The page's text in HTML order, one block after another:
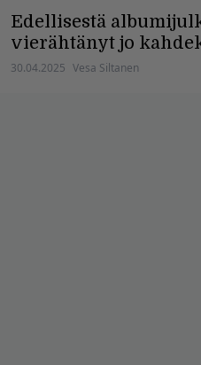
Edellisestä
vierähtänyt jo
30.04.2025 Vesa Siltanen